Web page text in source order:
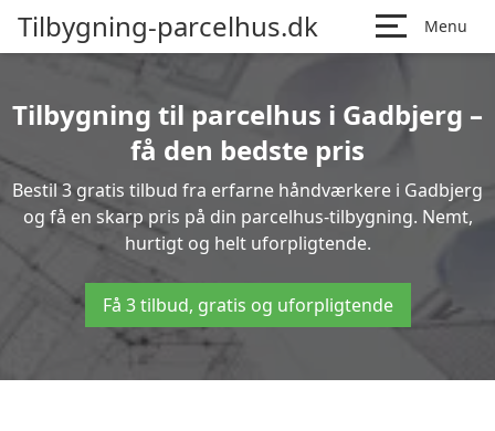
Tilbygning-parcelhus.dk Menu
Tilbygning til parcelhus i Gadbjerg –
få den bedste pris
Bestil 3 gratis tilbud fra erfarne håndværkere i Gadbjerg
og få en skarp pris på din parcelhus-tilbygning. Nemt,
hurtigt og helt uforpligtende.
Få 3 tilbud, gratis og uforpligtende